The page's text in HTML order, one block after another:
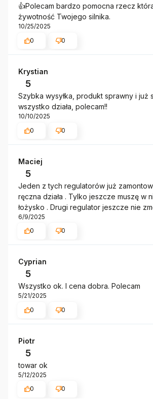
👍️Polecam bardzo pomocna rzecz
żywotność Twojego silnika.
10/25/2025
0
0
Krystian
5
Szybka wysyłka, produkt sprawny i już
wszystko działa, polecam!!
10/10/2025
0
0
Maciej
5
Jeden z tych regulatorów już
ręczna działa . Tylko jeszcze muszę w
łożysko . Drugi regulator jeszcze nie
6/9/2025
0
0
Cyprian
5
Wszystko ok. I cena dobra. Polecam
5/21/2025
0
0
Piotr
5
towar ok
5/12/2025
0
0